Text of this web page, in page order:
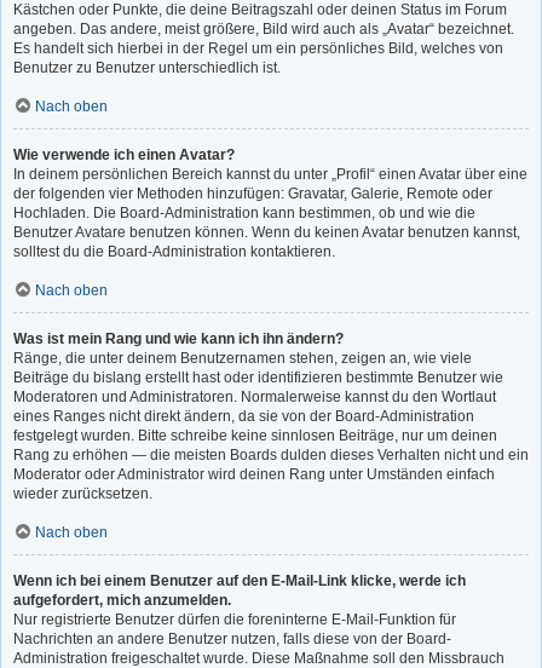
Kästchen oder Punkte, die deine Beitragszahl oder deinen Status im Forum
angeben. Das andere, meist größere, Bild wird auch als „Avatar“ bezeichnet.
Es handelt sich hierbei in der Regel um ein persönliches Bild, welches von
Benutzer zu Benutzer unterschiedlich ist.
Nach oben
Wie verwende ich einen Avatar?
In deinem persönlichen Bereich kannst du unter „Profil“ einen Avatar über eine
der folgenden vier Methoden hinzufügen: Gravatar, Galerie, Remote oder
Hochladen. Die Board-Administration kann bestimmen, ob und wie die
Benutzer Avatare benutzen können. Wenn du keinen Avatar benutzen kannst,
solltest du die Board-Administration kontaktieren.
Nach oben
Was ist mein Rang und wie kann ich ihn ändern?
Ränge, die unter deinem Benutzernamen stehen, zeigen an, wie viele
Beiträge du bislang erstellt hast oder identifizieren bestimmte Benutzer wie
Moderatoren und Administratoren. Normalerweise kannst du den Wortlaut
eines Ranges nicht direkt ändern, da sie von der Board-Administration
festgelegt wurden. Bitte schreibe keine sinnlosen Beiträge, nur um deinen
Rang zu erhöhen — die meisten Boards dulden dieses Verhalten nicht und ein
Moderator oder Administrator wird deinen Rang unter Umständen einfach
wieder zurücksetzen.
Nach oben
Wenn ich bei einem Benutzer auf den E-Mail-Link klicke, werde ich
aufgefordert, mich anzumelden.
Nur registrierte Benutzer dürfen die foreninterne E-Mail-Funktion für
Nachrichten an andere Benutzer nutzen, falls diese von der Board-
Administration freigeschaltet wurde. Diese Maßnahme soll den Missbrauch